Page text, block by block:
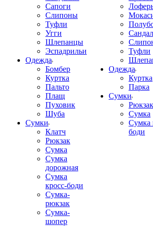
Сапоги
Слипоны
Туфли
Угги
Шлепанцы
Эспадрильи
Одежда
Бомбер
Куртка
Пальто
Плащ
Пуховик
Шуба
Сумки
Клатч
Рюкзак
Сумка
Сумка
дорожная
Сумка
кросс-боди
Сумка-
рюкзак
Сумка-
шопер
Туфли
Одежда
Куртка
Парка
Сумки
Рюкзак
Сумка
Сумка
боди